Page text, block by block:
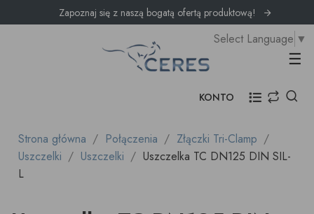
Zapoznaj się z naszą bogatą ofertą produktową!
☰
Select Language ▼
KONTO
Strona główna Połączenia
Złączki Tri-Clamp
Uszczelki
Uszczelki
Uszczelka TC DN125 DIN SIL-
L